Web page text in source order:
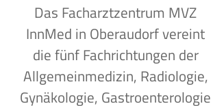
Das Facharztzentrum MVZ
InnMed in Oberaudorf vereint
die fünf Fachrichtungen der
Allgemeinmedizin, Radiologie,
Gynäkologie, Gastroenterologie